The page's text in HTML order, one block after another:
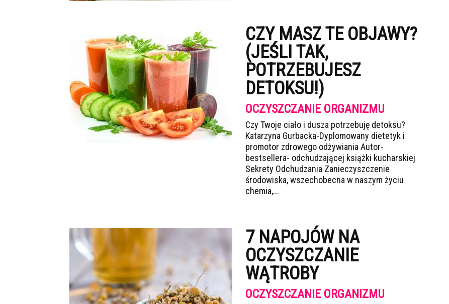
CZY MASZ TE OBJAWY?
(JEŚLI TAK,
POTRZEBUJESZ
DETOKSU!)
OCZYSZCZANIE ORGANIZMU
Czy Twoje ciało i dusza potrzebuję detoksu?
Katarzyna Gurbacka-Dyplomowany dietetyk i
promotor zdrowego odżywiania Autor-
bestsellera- odchudzającej książki kucharskiej
Sekrety Odchudzania Zanieczyszczenie
środowiska, wszechobecna w naszym życiu
chemia,...
7 NAPOJÓW NA
OCZYSZCZANIE
WĄTROBY
OCZYSZCZANIE ORGANIZMU